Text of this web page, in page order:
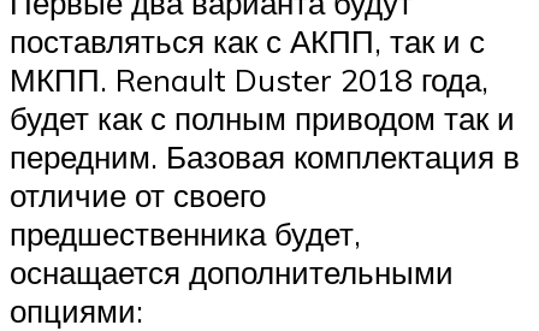
поставляться как с АКПП, так и с
МКПП. Renault Duster 2018 года,
будет как с полным приводом так и
передним. Базовая комплектация в
отличие от своего
предшественника будет,
оснащается дополнительными
опциями: